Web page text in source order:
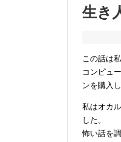
生き
この話は
コンピュ
ンを購入
私はオカ
した。
怖い話を